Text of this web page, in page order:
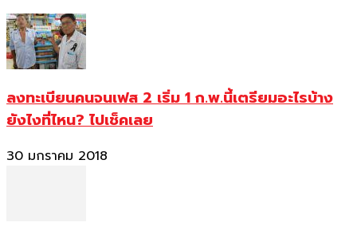
ลงทะเบียนคนจนเฟส 2 เริ่ม 1 ก.พ.นี้เตรียมอะไรบ้าง
ยังไงที่ไหน? ไปเช็คเลย
30 มกราคม 2018